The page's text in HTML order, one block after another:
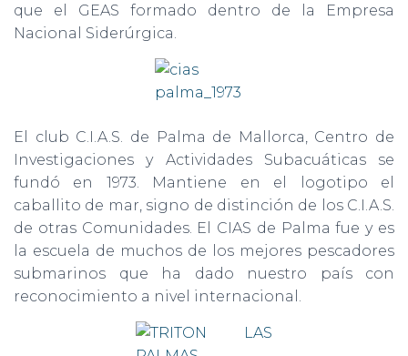
que el GEAS formado dentro de la Empresa
Nacional Siderúrgica.
El club C.I.A.S. de Palma de Mallorca, Centro de
Investigaciones y Actividades Subacuáticas se
fundó en 1973. Mantiene en el logotipo el
caballito de mar, signo de distinción de los C.I.A.S.
de otras Comunidades. El CIAS de Palma fue y es
la escuela de muchos de los mejores pescadores
submarinos que ha dado nuestro país con
reconocimiento a nivel internacional.